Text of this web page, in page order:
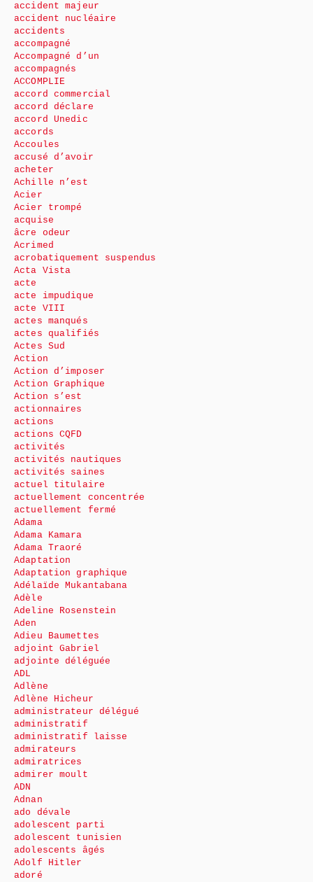
accident majeur
accident nucléaire
accidents
accompagné
Accompagné d’un
accompagnés
ACCOMPLIE
accord commercial
accord déclare
accord Unedic
accords
Accoules
accusé d’avoir
acheter
Achille n’est
Acier
Acier trompé
acquise
âcre odeur
Acrimed
acrobatiquement suspendus
Acta Vista
acte
acte impudique
acte VIII
actes manqués
actes qualifiés
Actes Sud
Action
Action d’imposer
Action Graphique
Action s’est
actionnaires
actions
actions CQFD
activités
activités nautiques
activités saines
actuel titulaire
actuellement concentrée
actuellement fermé
Adama
Adama Kamara
Adama Traoré
Adaptation
Adaptation graphique
Adélaïde Mukantabana
Adèle
Adeline Rosenstein
Aden
Adieu Baumettes
adjoint Gabriel
adjointe déléguée
ADL
Adlène
Adlène Hicheur
administrateur délégué
administratif
administratif laisse
admirateurs
admiratrices
admirer moult
ADN
Adnan
ado dévale
adolescent parti
adolescent tunisien
adolescents âgés
Adolf Hitler
adoré